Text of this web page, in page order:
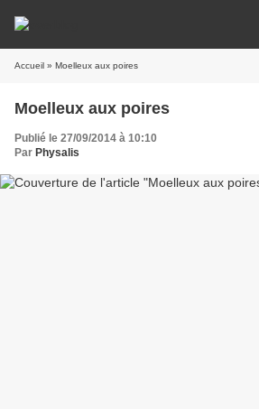
Accueil » Moelleux aux poires
Moelleux aux poires
Publié le 27/09/2014 à 10:10
Par Physalis